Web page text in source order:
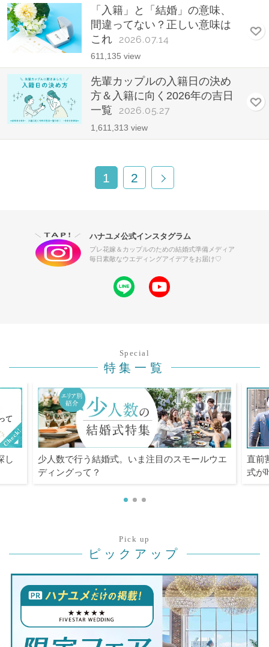
「入籍」と「結婚」の意味、
間違ってない？正しい意味は
これ 2026.07.14
611,135 view
先輩カップルの入籍日の決め
方＆入籍に向く2026年の吉日
一覧
2026.05.27
1,611,313 view
1 2
ハナユメ公式インスタグラム
プレ花嫁＆カップルのための結婚式準備メディア
毎日素敵なウエディングアイデアをお届け♡
Special
特集一覧
し
少人数で行う結婚式。いま注目のスモールウエ
ディングって？
直前
式が
Pick up
ピックアップ